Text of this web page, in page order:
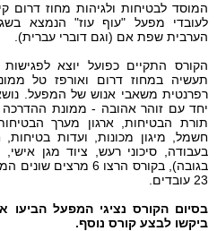
המוסד לבטיחות ולגיהות מחוז דרום
לעובדי מפעל "עוף עוז" הנמצא
הערבית שפת אם (וגם דוברי עברית).
הקורס התקיים כפועל יוצא
תעשיה במחוז דרום ואורפז טל
רפרנטית משאבי אנוש של המפעל.
יחד עם זוהר אהובה - ממונת ההדרכה
תורת הבטיחות, ארגון מערך
חשמל, מיגון מכונות, ועדות
בעבודה, סיכוני רעש, ציוד מגן
בגובה), בקורס הרצו 6 מרצים שונים המומחים כל אחד בתחומו וה
23 עובדים.
בסיום הקורס נציגי המפעל הביעו
ביקשו לבצע קורס נוסף.